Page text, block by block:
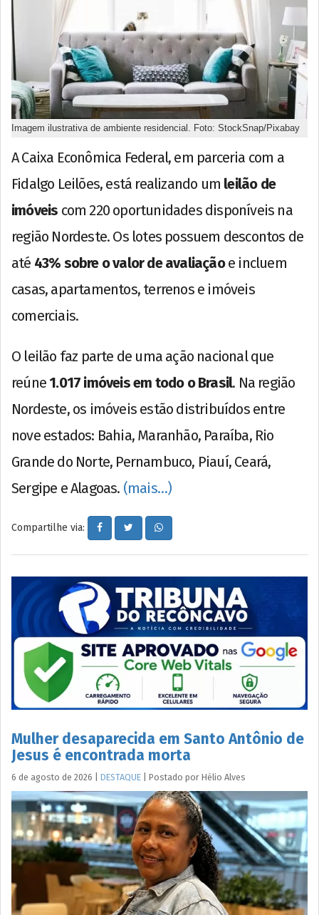
Imagem ilustrativa de ambiente residencial. Foto: StockSnap/Pixabay
A Caixa Econômica Federal, em parceria com a
Fidalgo Leilões, está realizando um leilão de
imóveis com 220 oportunidades disponíveis na
região Nordeste. Os lotes possuem descontos de
até 43% sobre o valor de avaliaçãoe incluem
casas, apartamentos, terrenos e imóveis
comerciais.
O leilão faz parte de uma ação nacional que
reúne 1.017 imóveis em todo o Brasil. Na região
Nordeste, os imóveis estão distribuídos entre
nove estados: Bahia, Maranhão, Paraíba, Rio
Grande do Norte, Pernambuco, Piauí, Ceará,
Sergipe e Alagoas. (mais…)
Compartilhe via:
Mulher desaparecida em Santo Antônio de
Jesus é encontrada morta
6 de agosto de 2026 DESTAQUE Postado por Hélio Alves